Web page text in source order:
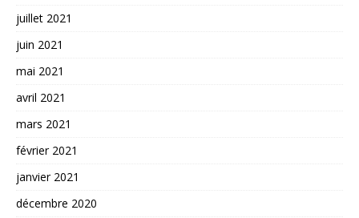
juillet 2021
juin 2021
mai 2021
avril 2021
mars 2021
février 2021
janvier 2021
décembre 2020